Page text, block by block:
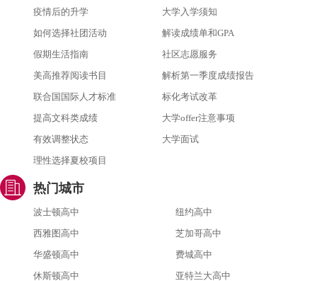
疫情后的升学
大学入学须知
如何选择社团活动
解读成绩单和GPA
假期生活指南
社区志愿服务
美高推荐阅读书目
解析第一季度成绩报告
联合国国际人才标准
标化考试改革
提高文科类成绩
大学offer注意事项
有效调整状态
大学面试
理性选择夏校项目
热门城市
波士顿高中
纽约高中
西雅图高中
芝加哥高中
华盛顿高中
费城高中
休斯顿高中
亚特兰大高中